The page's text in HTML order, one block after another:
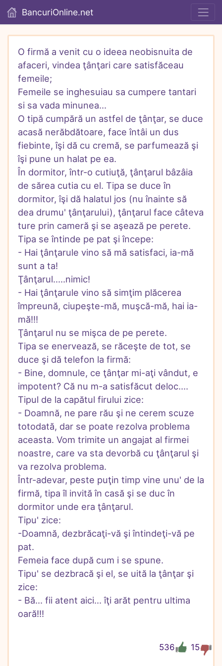
BancuriOnline.net
O firmă a venit cu o ideea neobisnuita de
afaceri, vindea ţânţari care satisfăceau
femeile;
Femeile se inghesuiau sa cumpere tantari
si sa vada minunea...
O tipă cumpără un astfel de ţânţar, se duce
acasă nerăbdătoare, face întâi un dus
fiebinte, îşi dă cu cremă, se parfumează şi
îşi pune un halat pe ea.
În dormitor, într-o cutiuţă, ţânţarul bâzâia
de sărea cutia cu el. Tipa se duce în
dormitor, îşi dă halatul jos (nu înainte să
dea drumu' ţânţarului), ţânţarul face câteva
ture prin cameră şi se aşează pe perete.
Tipa se întinde pe pat şi începe:
- Hai ţânţarule vino să mă satisfaci, ia-mă
sunt a ta!
Ţânţarul.....nimic!
- Hai ţânţarule vino să simţim plăcerea
împreună, ciupeşte-mă, muşcă-mă, hai ia-
mă!!!
Ţânţarul nu se mişca de pe perete.
Tipa se enervează, se răceşte de tot, se
duce şi dă telefon la firmă:
- Bine, domnule, ce ţânţar mi-aţi vândut, e
impotent? Că nu m-a satisfăcut deloc....
Tipul de la capătul firului zice:
- Doamnă, ne pare rău şi ne cerem scuze
totodată, dar se poate rezolva problema
aceasta. Vom trimite un angajat al firmei
noastre, care va sta devorbă cu ţânţarul şi
va rezolva problema.
Într-adevar, peste puţin timp vine unu' de la
firmă, tipa îl invită în casă şi se duc în
dormitor unde era ţânţarul.
Tipu' zice:
-Doamnă, dezbrăcaţi-vă şi întindeţi-vă pe
pat.
Femeia face după cum i se spune.
Tipu' se dezbracă şi el, se uită la ţânţar şi
zice:
- Bă... fii atent aici... îţi arăt pentru ultima
oară!!!
15
536